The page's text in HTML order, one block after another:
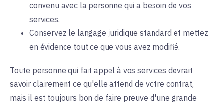
convenu avec la personne qui a besoin de vos
services.
Conservez le langage juridique standard et mettez
en évidence tout ce que vous avez modifié.
Toute personne qui fait appel à vos services devrait
savoir clairement ce qu'elle attend de votre contrat,
mais il est toujours bon de faire preuve d'une grande